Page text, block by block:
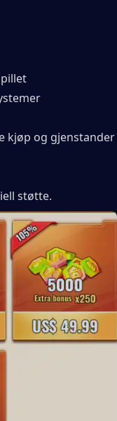
kjøp og gjenstander
støtte.